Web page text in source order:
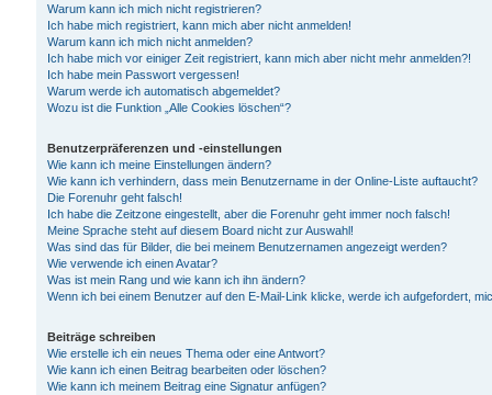
Warum kann ich mich nicht registrieren?
Ich habe mich registriert, kann mich aber nicht anmelden!
Warum kann ich mich nicht anmelden?
Ich habe mich vor einiger Zeit registriert, kann mich aber nicht mehr anmelden?!
Ich habe mein Passwort vergessen!
Warum werde ich automatisch abgemeldet?
Wozu ist die Funktion „Alle Cookies löschen“?
Benutzerpräferenzen und -einstellungen
Wie kann ich meine Einstellungen ändern?
Wie kann ich verhindern, dass mein Benutzername in der Online-Liste auftaucht?
Die Forenuhr geht falsch!
Ich habe die Zeitzone eingestellt, aber die Forenuhr geht immer noch falsch!
Meine Sprache steht auf diesem Board nicht zur Auswahl!
Was sind das für Bilder, die bei meinem Benutzernamen angezeigt werden?
Wie verwende ich einen Avatar?
Was ist mein Rang und wie kann ich ihn ändern?
Wenn ich bei einem Benutzer auf den E-Mail-Link klicke, werde ich aufgefordert,
Beiträge schreiben
Wie erstelle ich ein neues Thema oder eine Antwort?
Wie kann ich einen Beitrag bearbeiten oder löschen?
Wie kann ich meinem Beitrag eine Signatur anfügen?